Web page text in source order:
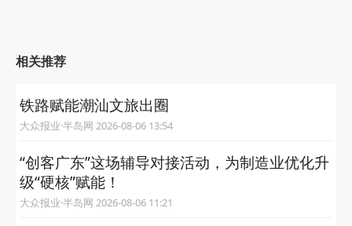
相关推荐
铁路赋能潮汕文旅出圈
大众报业·半岛网 2026-08-06 13:54
“创客广东”这场辅导对接活动，为制造业优化升
级“硬核”赋能！
大众报业·半岛网 2026-08-06 11:21